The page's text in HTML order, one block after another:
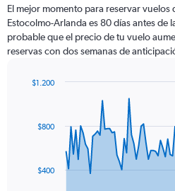
El mejor momento para reservar vuelos
Estocolmo-Arlanda es 80 días antes de
probable que el precio de tu vuelo
reservas con dos semanas de
data
The$400
$800
$1.200